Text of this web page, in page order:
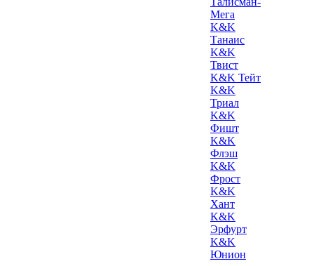
Мега
K&K
Танаис
K&K
Твист
K&K Тейт
K&K
Триал
K&K
Фишт
K&K
Флэш
K&K
Фрост
K&K
Хант
K&K
Эрфурт
K&K
Юнион